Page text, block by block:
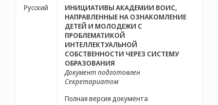
Русский
ИНИЦИАТИВЫ АКАДЕМИИ ВОИС,
НАПРАВЛЕННЫЕ НА ОЗНАКОМЛЕНИЕ
ДЕТЕЙ И МОЛОДЕЖИ С
ПРОБЛЕМАТИКОЙ
ИНТЕЛЛЕКТУАЛЬНОЙ
СОБСТВЕННОСТИ ЧЕРЕЗ СИСТЕМУ
ОБРАЗОВАНИЯ
Документ подготовлен
Секретариатом
Полная версия документа